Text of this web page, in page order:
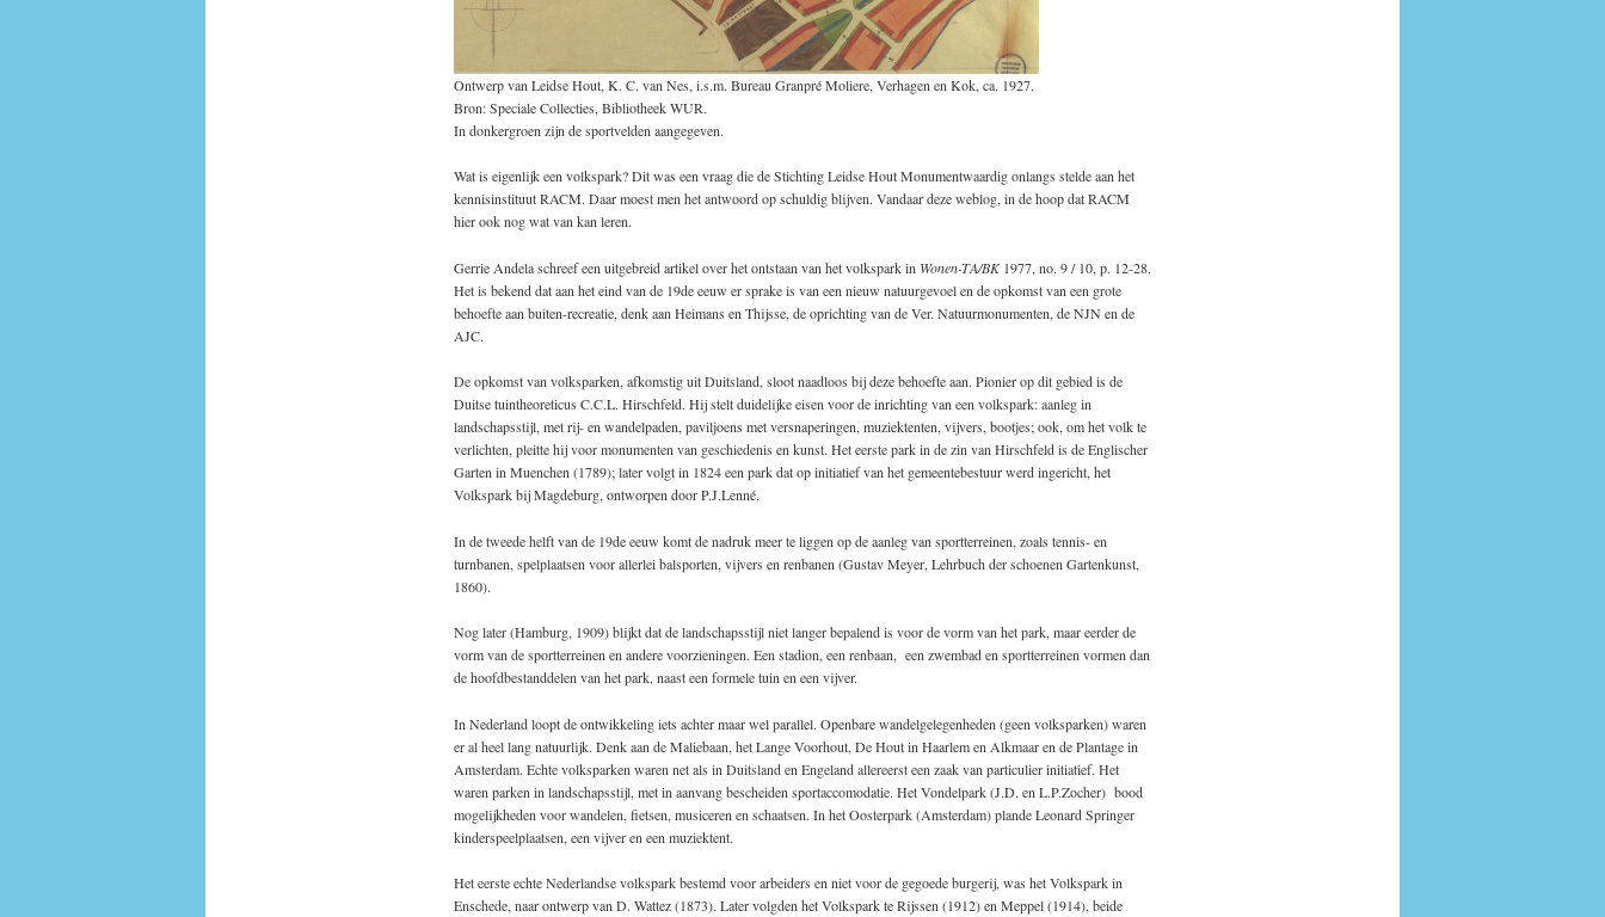
Ontwerp van Leidse Hout, K. C. van Nes, i.s.m. Bureau Granpré Moliere, Verhagen en Kok, ca. 1927.
Bron: Speciale Collecties, Bibliotheek WUR.
In donkergroen zijn de sportvelden aangegeven.
Wat is eigenlijk een volkspark? Dit was een vraag die de Stichting Leidse Hout Monumentwaardig onlangs stelde aan het
kennisinstituut RACM. Daar moest men het antwoord op schuldig blijven. Vandaar deze weblog, in de hoop dat RACM
hier ook nog wat van kan leren.
Gerrie Andela schreef een uitgebreid artikel over het ontstaan van het volkspark in Wonen-TA/BK1977, no. 9 / 10, p. 12-28.
Het is bekend dat aan het eind van de 19de eeuw er sprake is van een nieuw natuurgevoel en de opkomst van een grote
behoefte aan buiten-recreatie, denk aan Heimans en Thijsse, de oprichting van de Ver. Natuurmonumenten, de NJN en de
AJC.
De opkomst van volksparken, afkomstig uit Duitsland, sloot naadloos bij deze behoefte aan. Pionier op dit gebied is de
Duitse tuintheoreticus C.C.L. Hirschfeld. Hij stelt duidelijke eisen voor de inrichting van een volkspark: aanleg in
landschapsstijl, met rij- en wandelpaden, paviljoens met versnaperingen, muziektenten, vijvers, bootjes; ook, om het volk te
verlichten, pleitte hij voor monumenten van geschiedenis en kunst. Het eerste park in de zin van Hirschfeld is de Englischer
Garten in Muenchen (1789); later volgt in 1824 een park dat op initiatief van het gemeentebestuur werd ingericht, het
Volkspark bij Magdeburg, ontworpen door P.J.Lenné.
In de tweede helft van de 19de eeuw komt de nadruk meer te liggen op de aanleg van sportterreinen, zoals tennis- en
turnbanen, spelplaatsen voor allerlei balsporten, vijvers en renbanen (Gustav Meyer, Lehrbuch der schoenen Gartenkunst,
1860).
Nog later (Hamburg, 1909) blijkt dat de landschapsstijl niet langer bepalend is voor de vorm van het park, maar eerder de
vorm van de sportterreinen en andere voorzieningen. Een stadion, een renbaan, een zwembad en sportterreinen vormen dan
de hoofdbestanddelen van het park, naast een formele tuin en een vijver.
In Nederland loopt de ontwikkeling iets achter maar wel parallel. Openbare wandelgelegenheden (geen volksparken) waren
er al heel lang natuurlijk. Denk aan de Maliebaan, het Lange Voorhout, De Hout in Haarlem en Alkmaar en de Plantage in
Amsterdam. Echte volksparken waren net als in Duitsland en Engeland allereerst een zaak van particulier initiatief. Het
waren parken in landschapsstijl, met in aanvang bescheiden sportaccomodatie. Het Vondelpark (J.D. en L.P.Zocher) bood
mogelijkheden voor wandelen, fietsen, musiceren en schaatsen. In het Oosterpark (Amsterdam) plande Leonard Springer
kinderspeelplaatsen, een vijver en een muziektent.
Het eerste echte Nederlandse volkspark bestemd voor arbeiders en niet voor de gegoede burgerij, was het Volkspark in
Enschede, naar ontwerp van D. Wattez (1873). Later volgden het Volkspark te Rijssen (1912) en Meppel (1914), beide